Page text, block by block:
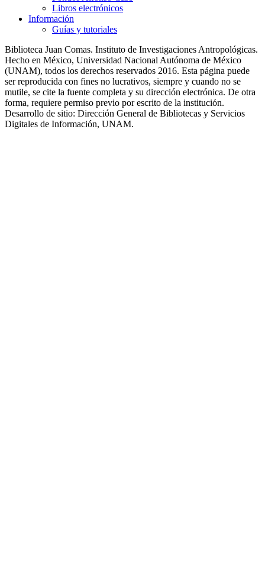
Libros electrónicos
Información
Guías y tutoriales
Biblioteca Juan Comas. Instituto de Investigaciones Antropológicas.
Hecho en México, Universidad Nacional Autónoma de México
(UNAM), todos los derechos reservados 2016. Esta página puede
ser reproducida con fines no lucrativos, siempre y cuando no se
mutile, se cite la fuente completa y su dirección electrónica. De otra
forma, requiere permiso previo por escrito de la institución.
Desarrollo de sitio: Dirección General de Bibliotecas y Servicios
Digitales de Información, UNAM.